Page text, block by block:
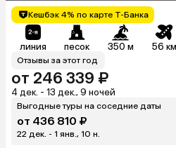
Кешбэк 4% по карте Т-Банка
линия песок 350 м 56 км
Отзывы за этот год
от 246 339 ₽
4 дек. - 13 дек., 9 ночей
Выгодные туры на соседние даты
от 436 810 ₽
22 дек. - 1 янв., 10 н.